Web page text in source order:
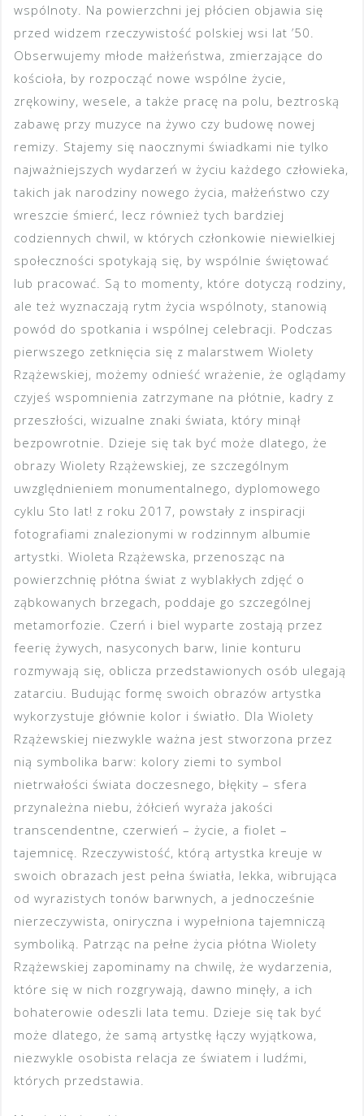
wspólnoty. Na powierzchni jej płócien objawia się
przed widzem rzeczywistość polskiej wsi lat ’50.
Obserwujemy młode małżeństwa, zmierzające do
kościoła, by rozpocząć nowe wspólne życie,
zrękowiny, wesele, a także pracę na polu, beztroską
zabawę przy muzyce na żywo czy budowę nowej
remizy. Stajemy się naocznymi świadkami nie tylko
najważniejszych wydarzeń w życiu każdego człowieka,
takich jak narodziny nowego życia, małżeństwo czy
wreszcie śmierć, lecz również tych bardziej
codziennych chwil, w których członkowie niewielkiej
społeczności spotykają się, by wspólnie świętować
lub pracować. Są to momenty, które dotyczą rodziny,
ale też wyznaczają rytm życia wspólnoty, stanowią
powód do spotkania i wspólnej celebracji. Podczas
pierwszego zetknięcia się z malarstwem Wiolety
Rzążewskiej, możemy odnieść wrażenie, że oglądamy
czyjeś wspomnienia zatrzymane na płótnie, kadry z
przeszłości, wizualne znaki świata, który minął
bezpowrotnie. Dzieje się tak być może dlatego, że
obrazy Wiolety Rzążewskiej, ze szczególnym
uwzględnieniem monumentalnego, dyplomowego
cyklu Sto lat! z roku 2017, powstały z inspiracji
fotografiami znalezionymi w rodzinnym albumie
artystki. Wioleta Rzążewska, przenosząc na
powierzchnię płótna świat z wyblakłych zdjęć o
ząbkowanych brzegach, poddaje go szczególnej
metamorfozie. Czerń i biel wyparte zostają przez
feerię żywych, nasyconych barw, linie konturu
rozmywają się, oblicza przedstawionych osób ulegają
zatarciu. Budując formę swoich obrazów artystka
wykorzystuje głównie kolor i światło. Dla Wiolety
Rzążewskiej niezwykle ważna jest stworzona przez
nią symbolika barw: kolory ziemi to symbol
nietrwałości świata doczesnego, błękity – sfera
przynależna niebu, żółcień wyraża jakości
transcendentne, czerwień – życie, a fiolet –
tajemnicę. Rzeczywistość, którą artystka kreuje w
swoich obrazach jest pełna światła, lekka, wibrująca
od wyrazistych tonów barwnych, a jednocześnie
nierzeczywista, oniryczna i wypełniona tajemniczą
symboliką. Patrząc na pełne życia płótna Wiolety
Rzążewskiej zapominamy na chwilę, że wydarzenia,
które się w nich rozgrywają, dawno minęły, a ich
bohaterowie odeszli lata temu. Dzieje się tak być
może dlatego, że samą artystkę łączy wyjątkowa,
niezwykle osobista relacja ze światem i ludźmi,
których przedstawia.